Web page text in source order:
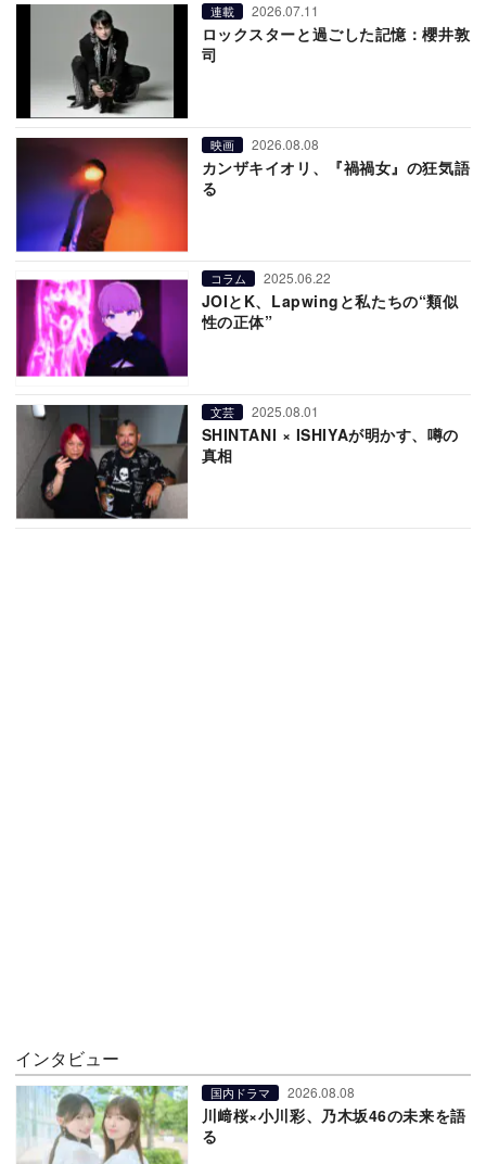
連載 2026.07.11
ロックスターと過ごした記憶：櫻井敦
司
映画 2026.08.08
カンザキイオリ、『禍禍女』の狂気語
る
コラム 2025.06.22
JOIとK、Lapwingと私たちの“類似
性の正体”
文芸 2025.08.01
SHINTANI × ISHIYAが明かす、噂の
真相
インタビュー
国内ドラマ 2026.08.08
川﨑桜×小川彩、乃木坂46の未来を語
る